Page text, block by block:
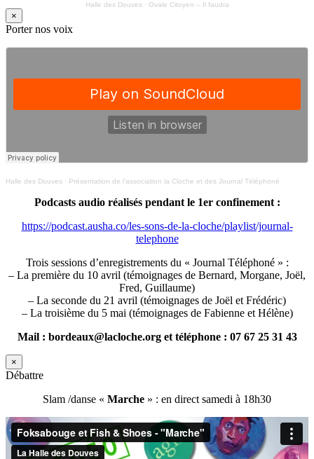
Halle des Douves· Ovale Citoyen – Il faudra
×
Porter nos voix
Halle des Douves · Présentation de l’association la Cloche et des Journal Téléphoné
Podcasts audio réalisés pendant le 1er confinement :
https://podcast.ausha.co/les-sons-de-la-cloche/playlist/journal-
telephone
Trois sessions d’enregistrements du « Journal Téléphoné » :
– La première du 10 avril (témoignages de Bernard, Morgane, Joël,
Fred, Guillaume)
– La seconde du 21 avril (témoignages de Joël et Frédéric)
– La troisième du 5 mai (témoignages de Fabienne et Hélène)
Mail : bordeaux@lacloche.org et téléphone : 07 67 25 31 43
×
Débattre
Slam /danse « Marche » : en direct samedi à 18h30